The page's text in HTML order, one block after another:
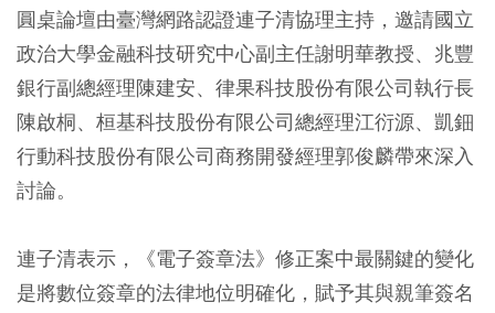
圓桌論壇由臺灣網路認證連子清協理主持，邀請國立
政治大學金融科技研究中心副主任謝明華教授、兆豐
銀行副總經理陳建安、律果科技股份有限公司執行長
陳啟桐、桓基科技股份有限公司總經理江衍源、凱鈿
行動科技股份有限公司商務開發經理郭俊麟帶來深入
討論。
連子清表示，《電子簽章法》修正案中最關鍵的變化
是將數位簽章的法律地位明確化，賦予其與親筆簽名